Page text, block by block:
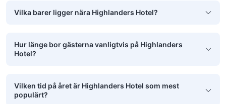
Vilka barer ligger nära Highlanders Hotel?
Hur länge bor gästerna vanligtvis på Highlanders
Hotel?
Vilken tid på året är Highlanders Hotel som mest
populärt?